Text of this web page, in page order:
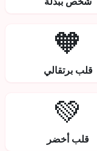
🧡
قلب برتقالي
💚
قلب أخضر